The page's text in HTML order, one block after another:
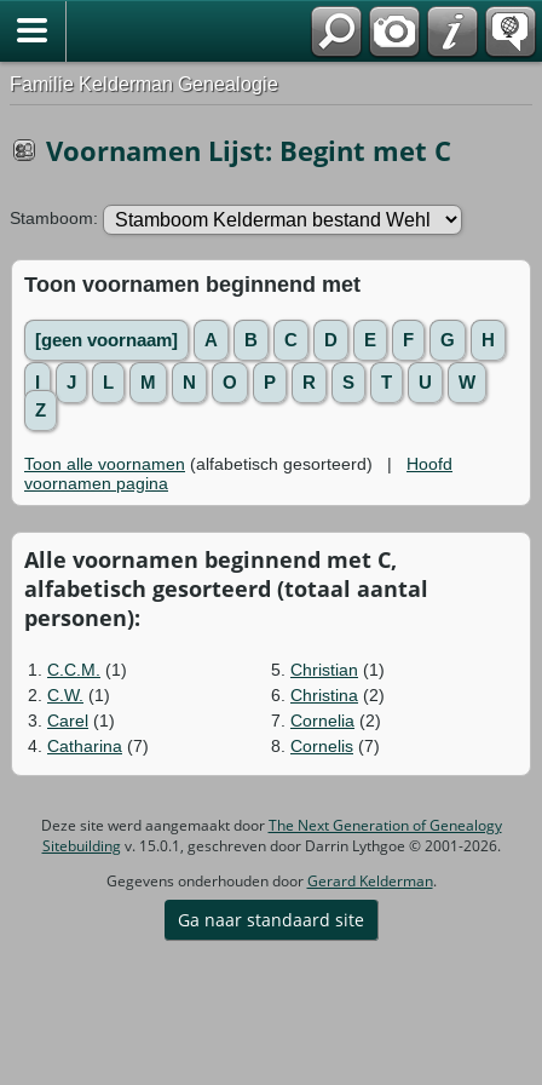
Familie Kelderman Genealogie
Voornamen Lijst: Begint met C
Stamboom:
Toon voornamen beginnend met
[geen voornaam] A B C D E F G H
J L M N O P R S T U
W
Z
Toon alle voornamen (alfabetisch gesorteerd) | Hoofd
voornamen pagina
Alle voornamen beginnend met C,
alfabetisch gesorteerd (totaal aantal
personen):
1. C.C.M.
(1)
2. C.W. (1)
3. Carel (1)
4. Catharina (7)
5. Christian (1)
6. Christina (2)
7. Cornelia (2)
8. Cornelis (7)
Deze site werd aangemaakt doorThe Next Generation of Genealogy
Sitebuildingv. 15.0.1, geschreven door Darrin Lythgoe © 2001-2026.
Gegevens onderhouden doorGerard Kelderman.
Ga naar standaard site